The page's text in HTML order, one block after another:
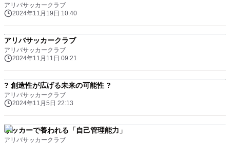
アリバサッカークラブ
2024年11月19日 10:40
アリバサッカークラブ
アリバサッカークラブ
2024年11月11日 09:21
? 創造性が広げる未来の可能性 ?
アリバサッカークラブ
2024年11月5日 22:13
サッカーで養われる「自己管理能力」
アリバサッカークラブ